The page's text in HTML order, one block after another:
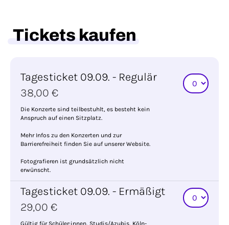
Tickets kaufen
Tagesticket 09.09. - Regulär
38,00 €
Die Konzerte sind teilbestuhlt, es besteht kein
Anspruch auf einen Sitzplatz.
Mehr Infos zu den Konzerten und zur
Barrierefreiheit finden Sie auf unserer Website.
Fotografieren ist grundsätzlich nicht
erwünscht.
Tagesticket 09.09. - Ermäßigt
29,00 €
Gültig für Schüler:innen, Studis/Azubis, Köln-